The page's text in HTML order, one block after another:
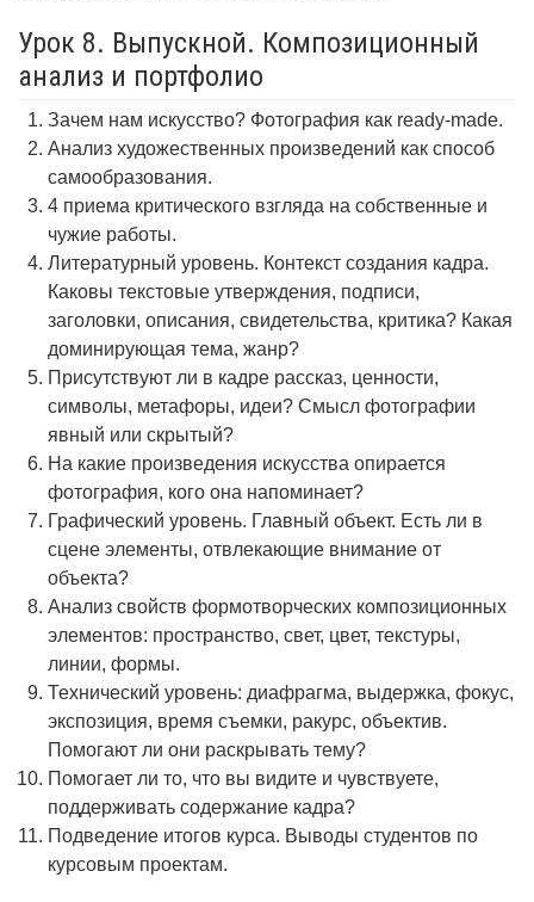
Урок 8. Выпускной. Композиционный
анализ и портфолио
Зачем нам искусство? Фотография как ready-made.
Анализ художественных произведений как способ
самообразования.
4 приема критического взгляда на собственные и
чужие работы.
Литературный уровень. Контекст создания кадра.
Каковы текстовые утверждения, подписи,
заголовки, описания, свидетельства, критика? Какая
доминирующая тема, жанр?
Присутствуют ли в кадре рассказ, ценности,
символы, метафоры, идеи? Смысл фотографии
явный или скрытый?
На какие произведения искусства опирается
фотография, кого она напоминает?
Графический уровень. Главный объект. Есть ли в
сцене элементы, отвлекающие внимание от
объекта?
Анализ свойств формотворческих композиционных
элементов: пространство, свет, цвет, текстуры,
линии, формы.
Технический уровень: диафрагма, выдержка, фокус,
экспозиция, время съемки, ракурс, объектив.
Помогают ли они раскрывать тему?
Помогает ли то, что вы видите и чувствуете,
поддерживать содержание кадра?
Подведение итогов курса. Выводы студентов по
курсовым проектам.